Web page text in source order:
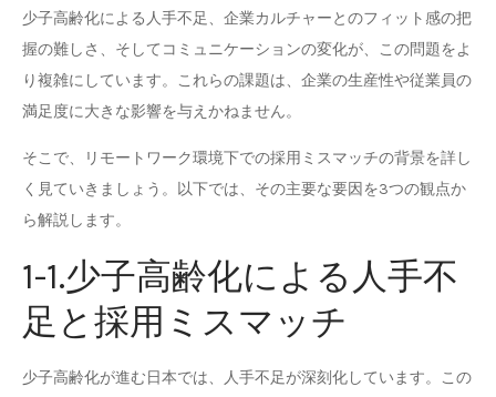
少子高齢化による人手不足、企業カルチャーとのフィット感の把
握の難しさ、そしてコミュニケーションの変化が、この問題をよ
り複雑にしています。これらの課題は、企業の生産性や従業員の
満足度に大きな影響を与えかねません。
そこで、リモートワーク環境下での採用ミスマッチの背景を詳し
く見ていきましょう。以下では、その主要な要因を3つの観点か
ら解説します。
1-1.少子高齢化による人手不
足と採用ミスマッチ
少子高齢化が進む日本では、人手不足が深刻化しています。この